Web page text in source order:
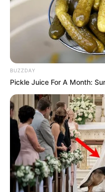
ΔΙΕΘΝΗ ΡΟΗ ΤΩΝ ΑΡΘΡΩΝ
ΥΠΑΡΧΕΙ
ΚΛΙΜΑΚΩΣΗΣ
BUZZDAY
Pickle Juice For A Month: